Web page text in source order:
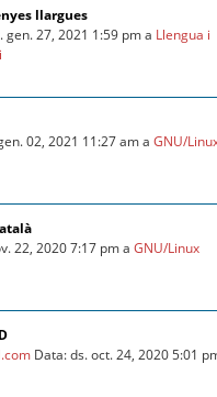
llargues
gen. 27, 2021 1:59 pm a Llengua i
02, 2021 11:27 am aGNU/
22, 2020 7:17 pm aGNU/Linux
Data: ds. oct. 24, 2020 5:01